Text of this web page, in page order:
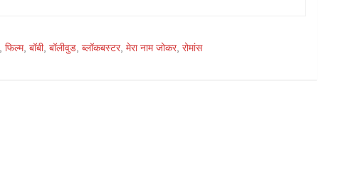
,फिल्म,बॉबी,बॉलीवुड ,ब्लॉकबस्टर,मेरा नाम जोकर,रोमांस